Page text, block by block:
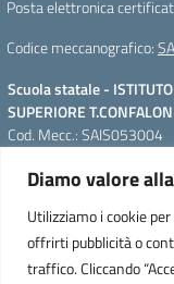
Diamo valore
Utilizziamo i cookie
offrirti pubblicità o
traffico. Cliccando
Posta elettronica
Codice meccanografico:
Scuola statale - ISTITUTO
SUPERIORE
Cod. Mecc.: SAIS053004
84022 Campagna(SA)
IPSIAM: +39 0828
0828 46228
e-mail: